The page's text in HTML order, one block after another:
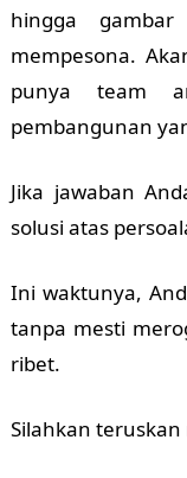
hingga
mempesona.
punya team
pembangunan
Jika jawaban
solusi atas
Ini waktunya,
tanpa mesti
ribet.
Silahkan